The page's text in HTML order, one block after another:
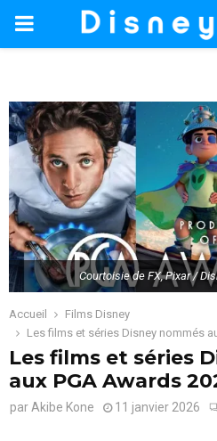
PRIMARY
Courtoisie de FX, Pixar /
Accueil
Films Disney
Les films et séries Disney nommés
Les films et séries
aux PGA Awards
parAkibe Kone 11 janvier 2026